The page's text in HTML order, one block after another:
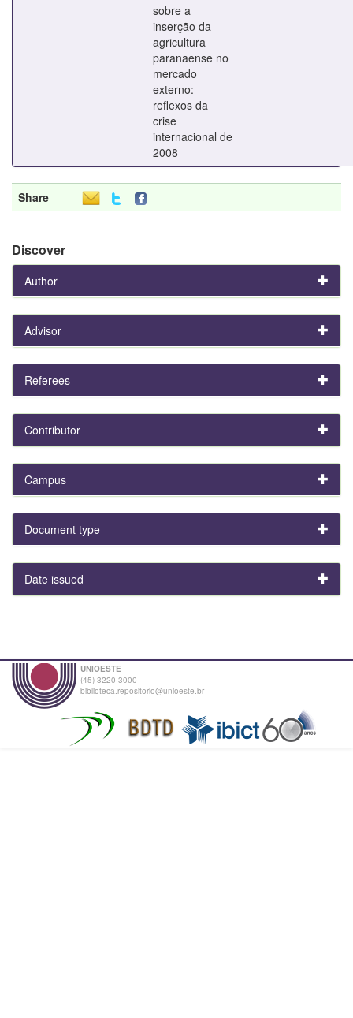
sobre a
inserção da
agricultura
paranaense no
mercado
externo:
reflexos da
crise
internacional de
2008
Share
Discover
Author
Advisor
Referees
Contributor
Campus
Document type
Date issued
UNIOESTE
(45) 3220-3000
biblioteca.repositorio@unioeste.br